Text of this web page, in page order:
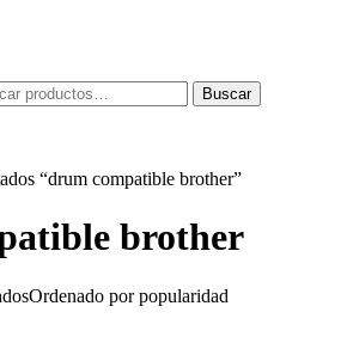
Buscar
“drum compatible brother”
brother
Ordenado por popularidad